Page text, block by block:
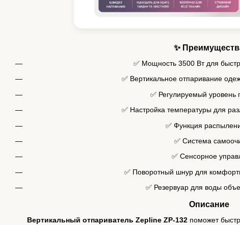
✨
✅ Мощность 3500 Вт для
✅ Вертикальное отпаривание
✅ Регулируемый уровень
✅ Настройка температуры для
✅ Функция
✅ Система
✅ Сенсорное
✅ Поворотный шнур для
✅ Резервуар для воды
Описание
Вертикальный отпариватель Zepline ZP-132 поможет